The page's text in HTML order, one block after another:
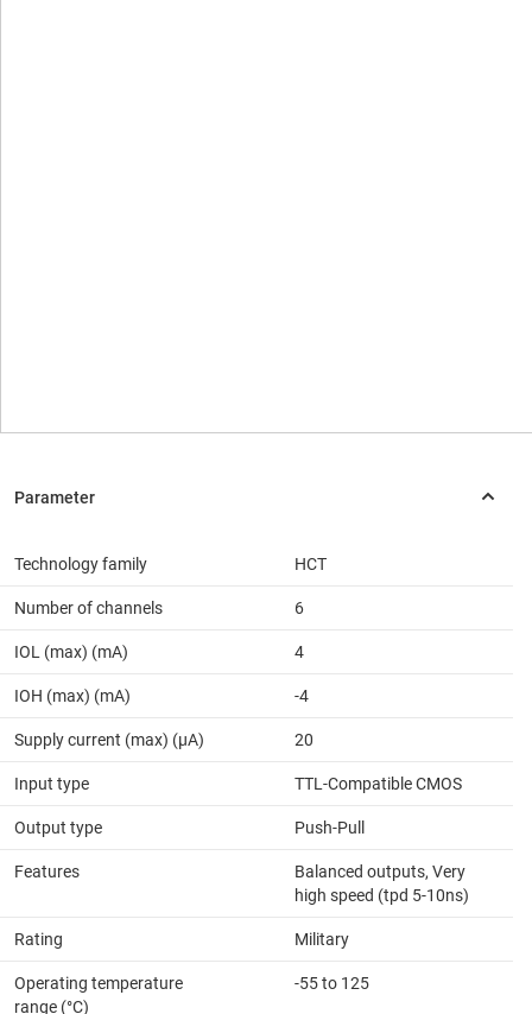
Technology family HCT
Number of channels 6
IOL (max) (mA) 4
IOH (max) (mA) -4
Supply current (max) (µA) 20
Input type TTL-Compatible CMOS
Output type Push-Pull
Features
Balanced outputs, Very
high speed (tpd 5-10ns)
Rating Military
Operating temperature
range (°C)
-55 to 125